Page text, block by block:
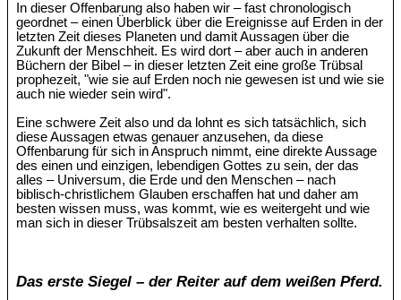
In dieser Offenbarung also haben wir – fast chronologisch
geordnet – einen Überblick über die Ereignisse auf Erden in der
letzten Zeit dieses Planeten und damit Aussagen über die
Zukunft der Menschheit. Es wird dort – aber auch in anderen
Büchern der Bibel – in dieser letzten Zeit eine große Trübsal
prophezeit, "wie sie auf Erden noch nie gewesen ist und wie sie
auch nie wieder sein wird".
Eine schwere Zeit also und da lohnt es sich tatsächlich, sich
diese Aussagen etwas genauer anzusehen, da diese
Offenbarung für sich in Anspruch nimmt, eine direkte Aussage
des einen und einzigen, lebendigen Gottes zu sein, der das
alles – Universum, die Erde und den Menschen – nach
biblisch-christlichem Glauben erschaffen hat und daher am
besten wissen muss, was kommt, wie es weitergeht und wie
man sich in dieser Trübsalszeit am besten verhalten sollte.
Das erste Siegel – der Reiter auf dem weißen Pferd.